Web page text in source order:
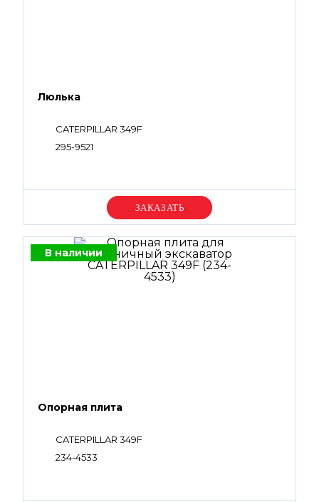
Люлька
CATERPILLAR 349F
295-9521
Уточняйте цену
В наличии
Опорная плита
CATERPILLAR 349F
234-4533